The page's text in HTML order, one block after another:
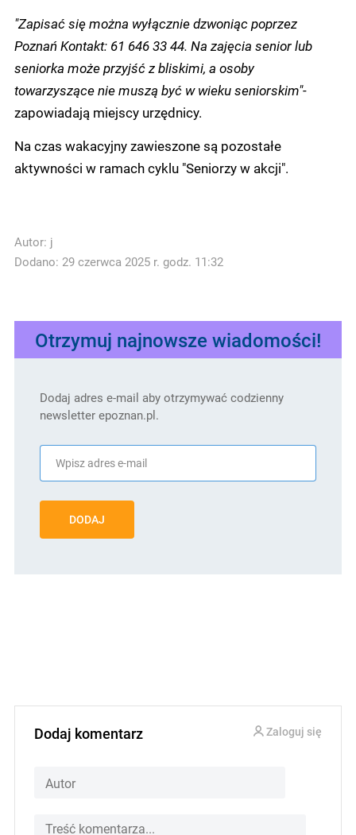
"Zapisać się można wyłącznie dzwoniąc poprzez
Poznań Kontakt: 61 646 33 44. Na zajęcia senior lub
seniorka może przyjść z bliskimi, a osoby
towarzyszące nie muszą być w wieku seniorskim"-
zapowiadają miejscy urzędnicy.
Na czas wakacyjny zawieszone są pozostałe
aktywności w ramach cyklu "Seniorzy w akcji".
Autor: j
Dodano: 29 czerwca 2025 r. godz. 11:32
Otrzymuj najnowsze wiadomości!
Dodaj adres e-mail aby otrzymywać codzienny
newsletter epoznan.pl.
DODAJ
Dodaj komentarz Zaloguj się